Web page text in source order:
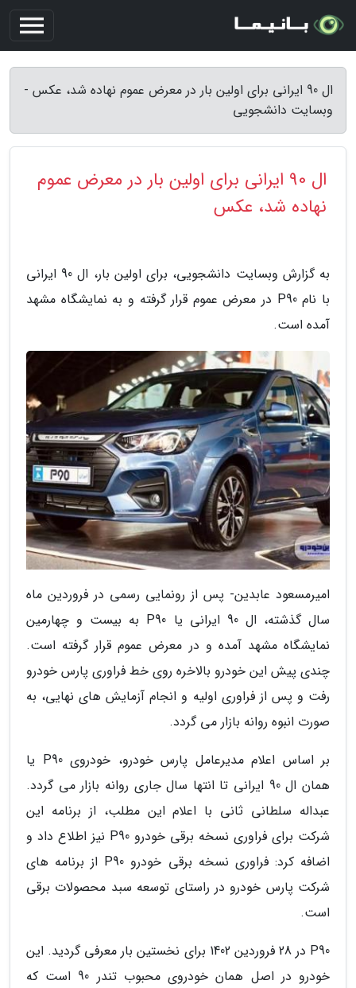
ال 90 ایرانی برای اولین بار در معرض عموم نهاده شد، عکس -
وبسایت دانشجویی
ال 90 ایرانی برای اولین بار در معرض عموم
نهاده شد، عکس
به گزارش وبسایت دانشجویی، برای اولین بار، ال 90 ایرانی
با نام P90 در معرض عموم قرار گرفته و به نمایشگاه مشهد
آمده است.
امیرمسعود عابدین- پس از رونمایی رسمی در فروردین ماه
سال گذشته، ال 90 ایرانی یا P90 به بیست و چهارمین
نمایشگاه مشهد آمده و در معرض عموم قرار گرفته است.
چندی پیش این خودرو بالاخره روی خط فراوری پارس خودرو
رفت و پس از فراوری اولیه و انجام آزمایش های نهایی، به
صورت انبوه روانه بازار می گردد.
بر اساس اعلام مدیرعامل پارس خودرو، خودروی P90 یا
همان ال 90 ایرانی تا انتها سال جاری روانه بازار می گردد.
عبداله سلطانی ثانی با اعلام این مطلب، از برنامه این
شرکت برای فراوری نسخه برقی خودرو P90 نیز اطلاع داد و
اضافه کرد: فراوری نسخه برقی خودرو P90 از برنامه های
شرکت پارس خودرو در راستای توسعه سبد محصولات برقی
است.
P90 در 28 فروردین 1402 برای نخستین بار معرفی گردید. این
خودرو در اصل همان خودروی محبوب تندر 90 است که